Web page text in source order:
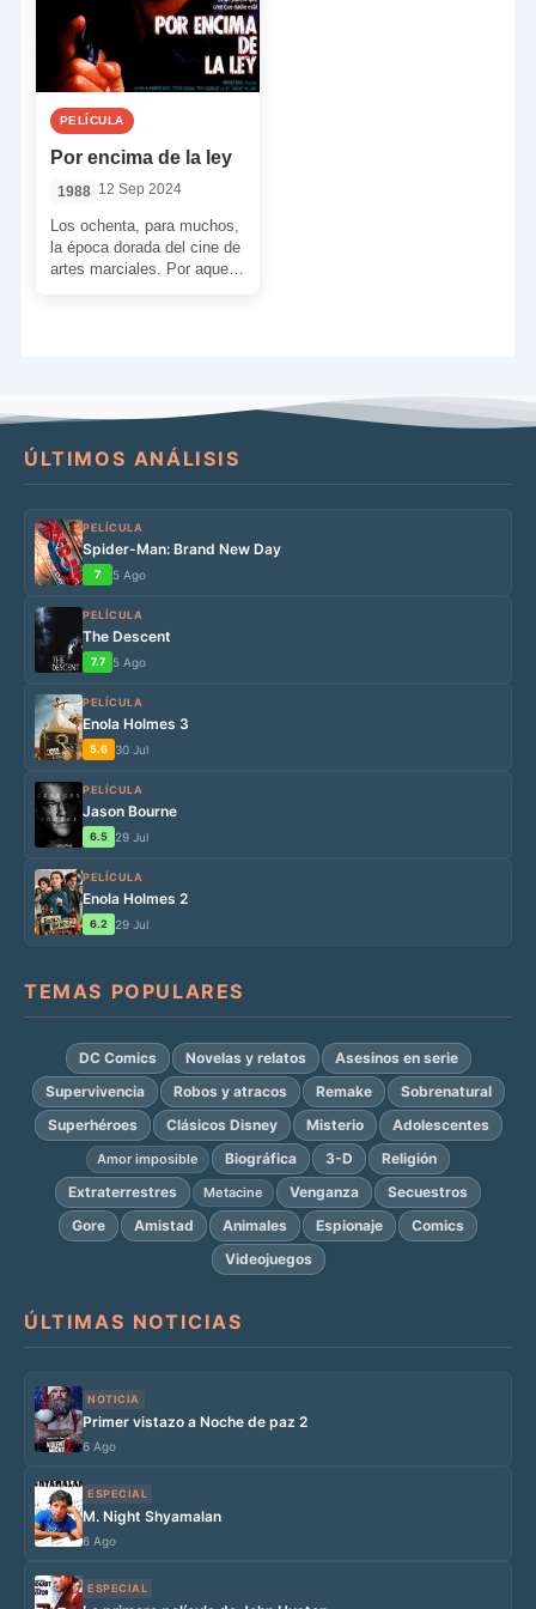
PELÍCULA
Por encima de la ley
1988 12 Sep 2024
Los ochenta, para muchos,
la época dorada del cine de
artes marciales. Por aquel
ÚLTIMOS ANÁLISIS
PELÍCULA
Spider-Man: Brand New Day
7 5 Ago
PELÍCULA
The Descent
7.7 5 Ago
PELÍCULA
Enola Holmes 3
5.6 30 Jul
PELÍCULA
Jason Bourne
6.5 29 Jul
PELÍCULA
Enola Holmes 2
6.2 29 Jul
TEMAS POPULARES
DC Comics Novelas y relatos
Asesinos en serie
Supervivencia
Robos y atracos Remake
Sobrenatural
Superhéroes
Clásicos Disney Misterio Adolescentes
Amor imposible Biográfica 3-D
Religión
Extraterrestres
Metacine Venganza
Secuestros
Gore
Amistad Animales Espionaje
Comics
Videojuegos
ÚLTIMAS NOTICIAS
NOTICIA
Primer vistazo a Noche de paz 2
6 Ago
ESPECIAL
M. Night Shyamalan
6 Ago
ESPECIAL